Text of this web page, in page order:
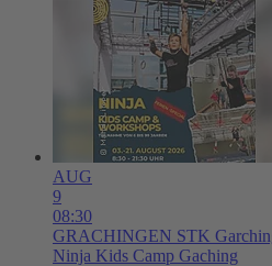
AUG
9
08:30
GRACHINGEN STK
Ninja Kids Camp Gaching